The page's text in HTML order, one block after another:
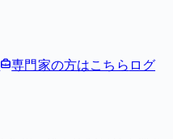
専門家の方はこちら ログ